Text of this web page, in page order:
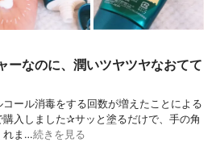
ーなのに、潤いツヤツヤなおてて
ール消毒をする回数が増えたことによる
入しました✰︎サッと塗るだけで、手の角
れま…続きを見る